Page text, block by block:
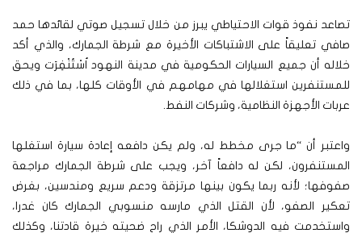
تصاعد نفوذ قوات الاحتياطي يبرز من خلال تسجيل صوتي لقائدها حمد
صافي تعليقاً على الاشتباكات الأخيرة مع شرطة الجمارك، والذي أكد
خلاله أن جميع السيارات الحكومية في مدينة النهود اُسْتُنْفِرَت ويحق
للمستنفرين استغلالها في مهامهم في الأوقات كلها، بما في ذلك
عربات الأجهزة النظامية، وشركات النفط.
واعتبر أن “ما جرى مخطط له، ولم يكن دافعه إعادة سيارة استغلها
المستنفرون، لكن له دافعاً آخر، ويجب على شرطة الجمارك مراجعة
صفوفها؛ لأنه ربما يكون بينها مرتزقة ودعم سريع ومندسين، بغرض
تعكير الصفو، لأن القتل الذي مارسه منسوبي الجمارك كان غدرا،
واستخدمت فيه الدوشكا، الأمر الذي راح ضحيته خيرة قادتنا، وكذلك